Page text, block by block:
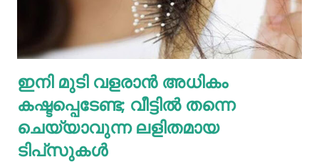
അടങ്ങിയിരിക്കുന്നതിനാൽ വെള്ളക്കടല പതിവായി
കഴിക്കുന്നത് ചില രോഗങ്ങൾ തടയാൻ സഹായിക്കുന്നു. റാഗി...
എല്ലാത്തരം തിനയും പോഷകസമൃദ്ധമാണെങ്കിലും, റാഗിക്ക്
ചില പ്രത്യേക ഗുണങ്ങളുണ്ട്. റാഗി ഗ്ലൂറ്റൻ രഹിതവും
പ്രോട്ടീനാൽ സമ്പുഷ്ടവുമാണ്. മറ്റ് തിനകളേക്കാൾ കൂടുതൽ
കാൽസ്യ...
ഇനി മുടി വളരാൻ അധികം
കഷ്ടപ്പെടേണ്ട; വീട്ടിൽ തന്നെ
ചെയ്യാവുന്ന ലളിതമായ
ടിപ്‌സുകൾ